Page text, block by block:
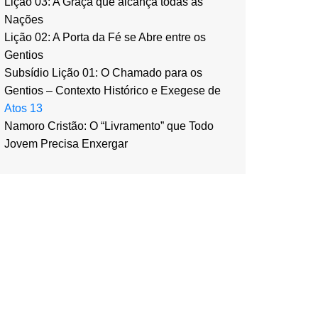
Nações
Lição 02: A Porta da Fé se Abre entre os
Gentios
Subsídio Lição 01: O Chamado para os
Gentios – Contexto Histórico e Exegese de
Atos 13
Namoro Cristão: O “Livramento” que Todo
Jovem Precisa Enxergar